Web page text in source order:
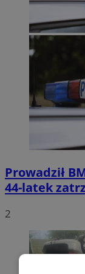
Prowadził
44-latek
2